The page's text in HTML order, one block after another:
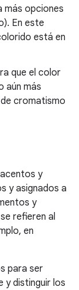
más opciones
En este
está en
que el color
aún más
cromatismo
y
y asignados a
y
refieren al
en
para ser
y distinguir los